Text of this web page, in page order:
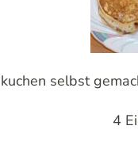
selbst
4